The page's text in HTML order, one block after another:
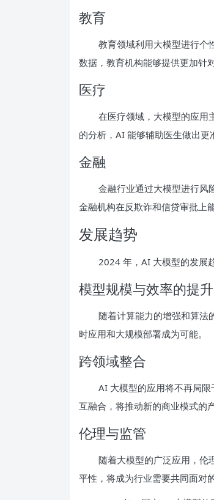
教育
教育领域利用大模型进行个
数据，教育机构能够提供更加针
医疗
在医疗领域，大模型的应用
的分析，AI 能够辅助医生做出更
金融
金融行业通过大模型进行风
金融机构在反欺诈和信贷审批上
发展趋势
2024 年，AI 大模型的发展
模型规模与效率的提升
随着计算能力的增强和算法
时应用和大规模部署成为可能。
跨领域整合
AI 大模型的应用将不再局
互融合，将推动新的商业模式的产
伦理与监管
随着大模型的广泛应用，伦
平性，将成为行业需要共同面对